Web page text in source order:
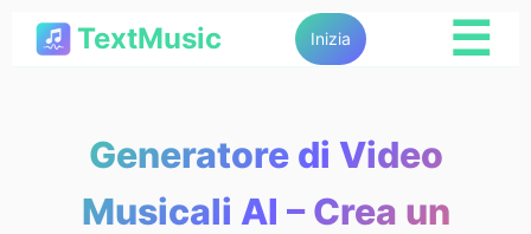
TextMusic Inizia ☰
Generatore di Video
Musicali AI – Crea un